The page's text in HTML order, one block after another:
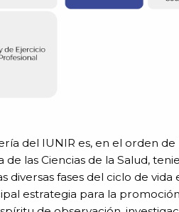
del IUNIR es, en el orden de
las Ciencias de la Salud,
fases del ciclo de vida
estrategia para la